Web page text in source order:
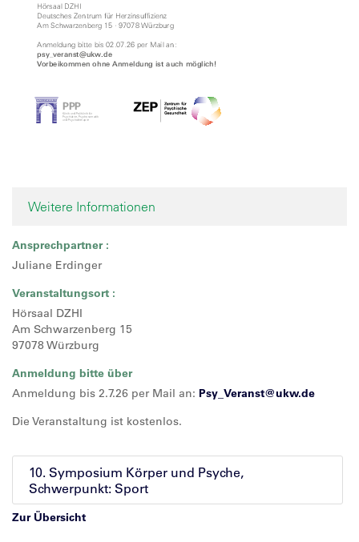
Weitere Informationen
Ansprechpartner :
Juliane Erdinger
Veranstaltungsort :
Hörsaal DZHI
Am Schwarzenberg 15
97078 Würzburg
Anmeldung bitte über
Anmeldung bis 2.7.26 per Mail an: Psy_Veranst@ukw.de
Die Veranstaltung ist kostenlos.
10. Symposium Körper und Psyche,
Schwerpunkt: Sport
Zur Übersicht